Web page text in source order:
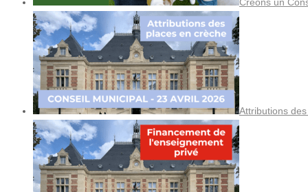
Attributions